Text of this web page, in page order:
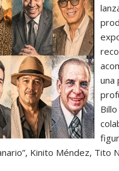
una
Kinito Méndez, Tito